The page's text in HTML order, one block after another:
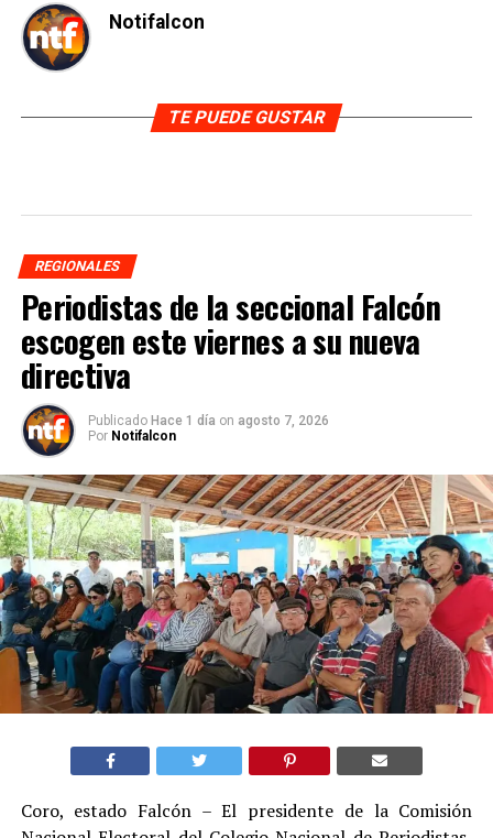
Notifalcon
TE PUEDE GUSTAR
REGIONALES
Periodistas de la seccional Falcón
escogen este viernes a su nueva
directiva
Publicado Hace 1 día on agosto 7, 2026
Por Notifalcon
Coro, estado Falcón – El presidente de la Comisión